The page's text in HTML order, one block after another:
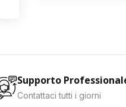
Supporto
Contattaci tutti i giorni